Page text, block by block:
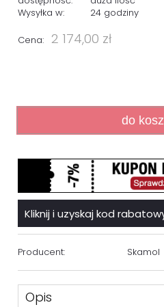
Wysyłka w:
24 godziny
Cena: 2 174,00 zł
do
Kliknij i uzyskaj kod
Producent: Skamol
Opis